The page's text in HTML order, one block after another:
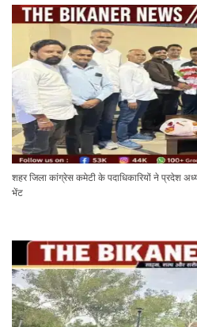
शहर जिला कांग्रेस कमेटी के पदाधिकारियों ने प्रदेश
भेंट